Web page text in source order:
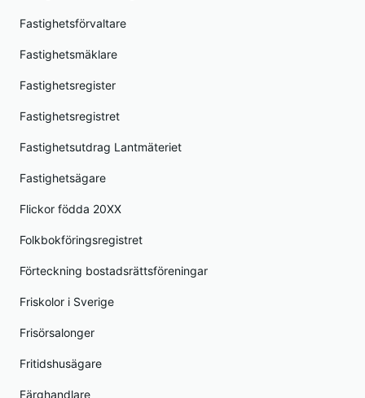
Fastighetsförvaltare
Fastighetsmäklare
Fastighetsregister
Fastighetsregistret
Fastighetsutdrag Lantmäteriet
Fastighetsägare
Flickor födda 20XX
Folkbokföringsregistret
Förteckning bostadsrättsföreningar
Friskolor i Sverige
Frisörsalonger
Fritidshusägare
Färghandlare